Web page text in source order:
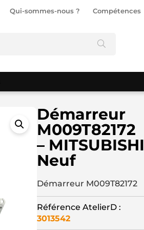
Qui-sommes-nous ? Compétences
Démarreur
M009T82172
– MITSUBISHI
Neuf
Démarreur M009T82172
Référence AtelierD :
3013542